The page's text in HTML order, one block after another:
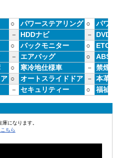
○ パワーステアリング ○
パワ
－ HDDナビ －
DVD
○ バックモニター ○
ETC
－ エアバッグ ○
ABS
○ 寒冷地仕様車 －
禁煙
○ オートスライドドア －
本革
－ セキュリティー ○ 福祉
になります。
ちら